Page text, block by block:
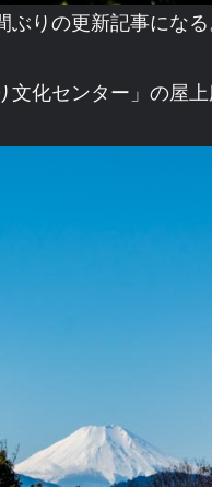
りの更新記事にな
化センター」の屋